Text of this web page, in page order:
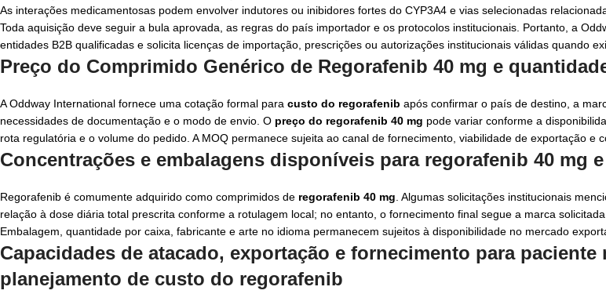
As interações medicamentosas podem envolver indutores ou inibidores fortes do CYP3A4 e vias selecionadas
Toda aquisição deve seguir a bula aprovada, as regras do país importador e os protocolos institucionais. Portanto, a
entidades B2B qualificadas e solicita licenças de importação, prescrições ou autorizações institucionais válidas quando
Preço do Comprimido Genérico de Regorafenib 40 mg e
A Oddway International fornece uma cotação formal para custo do regorafenib após confirmar o país de destino, a
necessidades de documentação e o modo de envio. O preço do regorafenib 40 mg pode variar conforme a
rota regulatória e o volume do pedido. A MOQ permanece sujeita ao canal de fornecimento, viabilidade de exportação e
Concentrações e embalagens disponíveis para regorafenib 40 mg e
Regorafenib é comumente adquirido como comprimidos de regorafenib 40 mg . Algumas solicitações institucionais
relação à dose diária total prescrita conforme a rotulagem local; no entanto, o fornecimento final segue a marca
Embalagem, quantidade por caixa, fabricante e arte no idioma permanecem sujeitos à disponibilidade no mercado
Capacidades de atacado, exportação e fornecimento para paciente
planejamento de custo do regorafenib